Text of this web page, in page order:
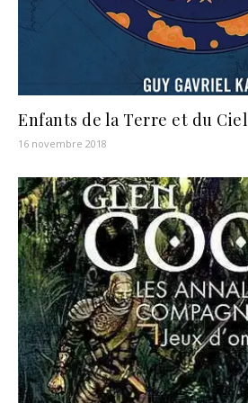
Enfants de la Terre et du Ciel
16 novembre 2018